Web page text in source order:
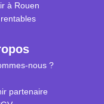
à Rouen
nous ?
partenaire